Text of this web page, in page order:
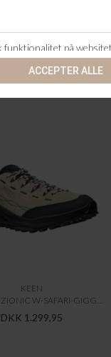
KEEN
KE JASPER ZIONIC W-SAFARI-GIGGLE-PINK SNEAKERS & LIGHT SHOES
DKK 1.299,95